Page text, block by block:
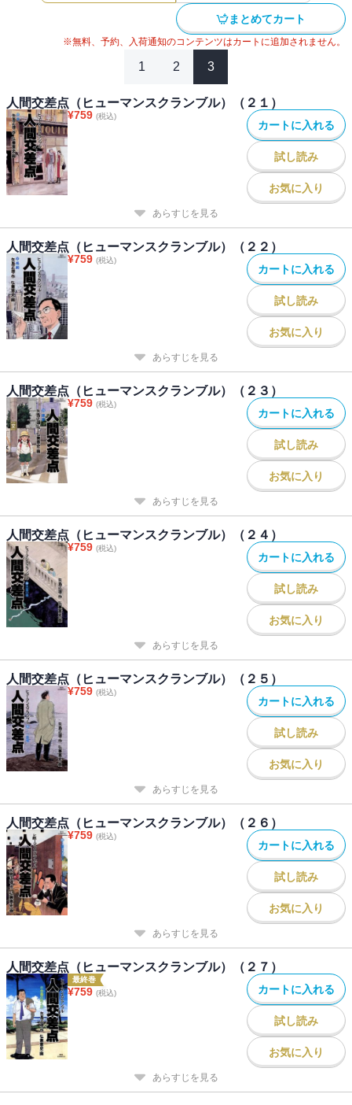
まとめてカート
※無料、予約、入荷通知のコンテンツはカートに追加されません。
1 2 3
人間交差点（ヒューマンスクランブル）（２１）
¥759 (税込)
カートに入れる
試し読み
お気に入り
あらすじを見る
人間交差点（ヒューマンスクランブル）（２２）
¥759 (税込)
カートに入れる
試し読み
お気に入り
あらすじを見る
人間交差点（ヒューマンスクランブル）（２３）
¥759 (税込)
カートに入れる
試し読み
お気に入り
あらすじを見る
人間交差点（ヒューマンスクランブル）（２４）
¥759 (税込)
カートに入れる
試し読み
お気に入り
あらすじを見る
人間交差点（ヒューマンスクランブル）（２５）
¥759 (税込)
カートに入れる
試し読み
お気に入り
あらすじを見る
人間交差点（ヒューマンスクランブル）（２６）
¥759 (税込)
カートに入れる
試し読み
お気に入り
あらすじを見る
人間交差点（ヒューマンスクランブル）（２７）
最終巻
¥759 (税込) カートに入れる
試し読み
お気に入り
あらすじを見る